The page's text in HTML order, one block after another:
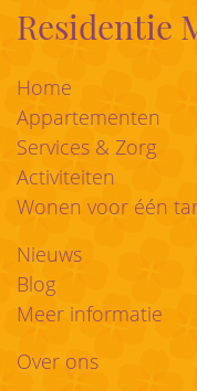
Residentie
Home
Appartementen
Services & Zorg
Activiteiten
Wonen voor één
Nieuws
Blog
Meer informatie
Over ons